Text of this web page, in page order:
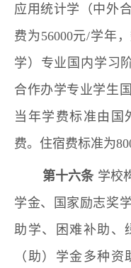
应用统计学（中外
费为56000元/学年
学）专业国内学习
合作办学专业学生
当年学费标准由国
费。住宿费标准为
第十六条 学校
学金、国家励志奖
助学、困难补助、
（助）学金多种